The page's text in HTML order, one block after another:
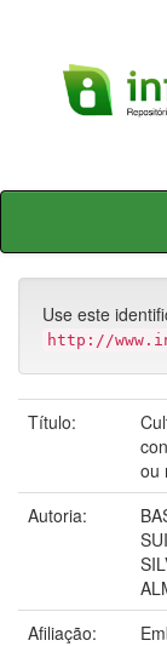
Skip
Use este
http://
Título:
ou
Autoria:
Afiliação: